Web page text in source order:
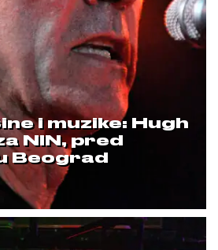
i muzike: Hugh
NIN, pred
Beograd